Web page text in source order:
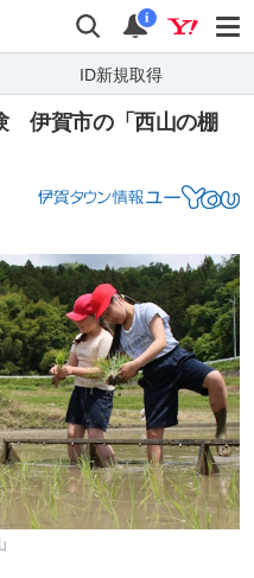
検索 通知
i
ID新規取得
伊賀市の「西山の棚